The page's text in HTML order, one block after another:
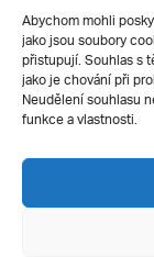
Abychom mohli
jako jsou soubory
přistupují. Souhlas s
jako je chování při
Neudělení souhlasu
funkce a vlastnosti.
Silverius
Ochrana soukromí